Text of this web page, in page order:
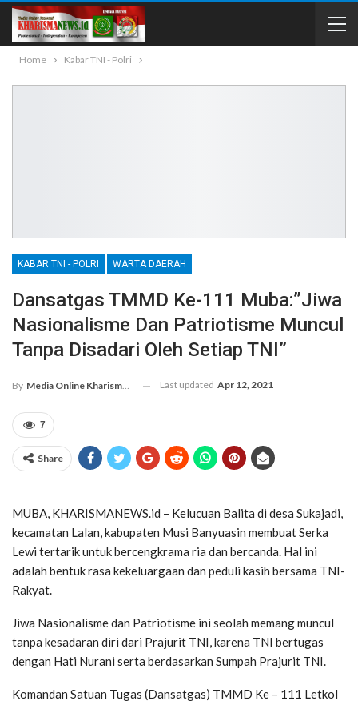
Home Kabar TNI - Polri
KABAR TNI - POLRI WARTA DAERAH
Dansatgas TMMD Ke-111 Muba:”Jiwa
Nasionalisme Dan Patriotisme Muncul
Tanpa Disadari Oleh Setiap TNI”
By Media Online Kharismanews.id Last updated Apr 12, 2021
7
Share
MUBA, KHARISMANEWS.id – Kelucuan Balita di desa Sukajadi,
kecamatan Lalan, kabupaten Musi Banyuasin membuat Serka
Lewi tertarik untuk bercengkrama ria dan bercanda. Hal ini
adalah bentuk rasa kekeluargaan dan peduli kasih bersama TNI-
Rakyat.
Jiwa Nasionalisme dan Patriotisme ini seolah memang muncul
tanpa kesadaran diri dari Prajurit TNI, karena TNI bertugas
dengan Hati Nurani serta berdasarkan Sumpah Prajurit TNI.
Komandan Satuan Tugas (Dansatgas) TMMD Ke – 111 Letkol